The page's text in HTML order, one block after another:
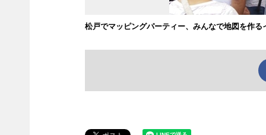
松戸でマッピングパーティー、みんなで地図を作る